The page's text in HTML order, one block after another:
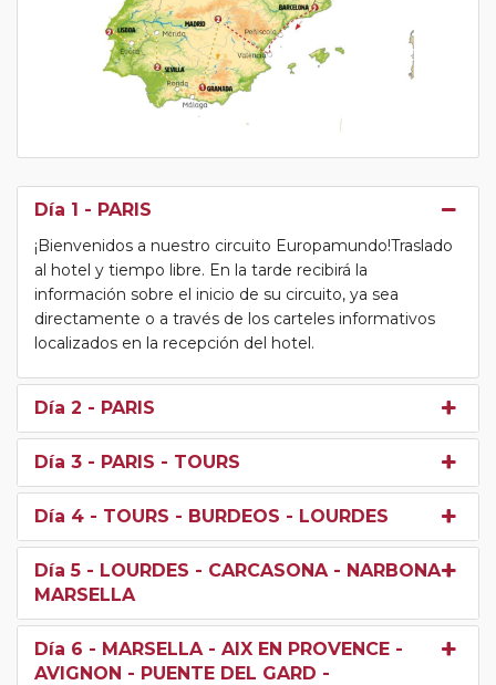
Día 1 - PARIS
¡Bienvenidos a nuestro circuito Europamundo!Traslado
al hotel y tiempo libre. En la tarde recibirá la
información sobre el inicio de su circuito, ya sea
directamente o a través de los carteles informativos
localizados en la recepción del hotel.
Día 2 - PARIS
Día 3 - PARIS - TOURS
Día 4 - TOURS - BURDEOS - LOURDES
Día 5 - LOURDES - CARCASONA - NARBONA -
MARSELLA
Día 6 - MARSELLA - AIX EN PROVENCE -
AVIGNON - PUENTE DEL GARD -